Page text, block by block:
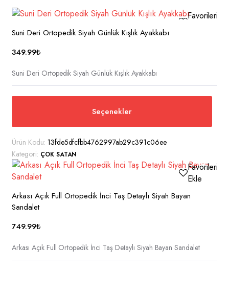
Favorilerime
Suni Deri Ortopedik Siyah Günlük Kışlık Ayakkabı
349.99₺
Suni Deri Ortopedik Siyah Günlük Kışlık Ayakkabı
Seçenekler
birden
fazla
varyasyonu
var.
Seçenekler
sayfasından
seçilebilir
Ürün Kodu: 13fde5dfcfbb4762997ab29c391c06ee
Kategori: ÇOK SATAN
Favorilerime
Ekle
Arkası Açık Full Ortopedik İnci Taş Detaylı Siyah Bayan
Sandalet
749.99₺
Arkası Açık Full Ortopedik İnci Taş Detaylı Siyah Bayan Sandalet